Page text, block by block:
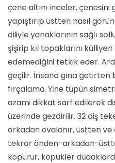
çene altını inceler,
yapıştırıp üstten nasıl
diliyle yanaklarının sağlı
şişirip kıl topaklarını
edemediğini tetkik eder.
geçilir. İnsana gına getirten
fırçalama. Yine tüpün
azami dikkat sarf edilerek
üzerinde gezdirilir. 32 diş
arkadan ovalanır, üstten ve
tekrar önden-arkadan-
köpürür, köpükler